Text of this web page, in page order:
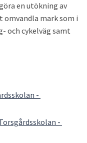
en utökning av
omvandla mark som i
och cykelväg samt
-
-